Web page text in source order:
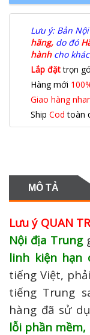
Lưu ý: Bản
hãng, do đó
hành cho
Lắp đặttrọn
Hàng mới
Giao hàng
Ship Cod toàn
MÔ TẢ
Lưu ý QUAN
Nội địa Trung
linh kiện hạn
tiếng Việt,
tiếng Trung
hàng đã sử
lỗi phần